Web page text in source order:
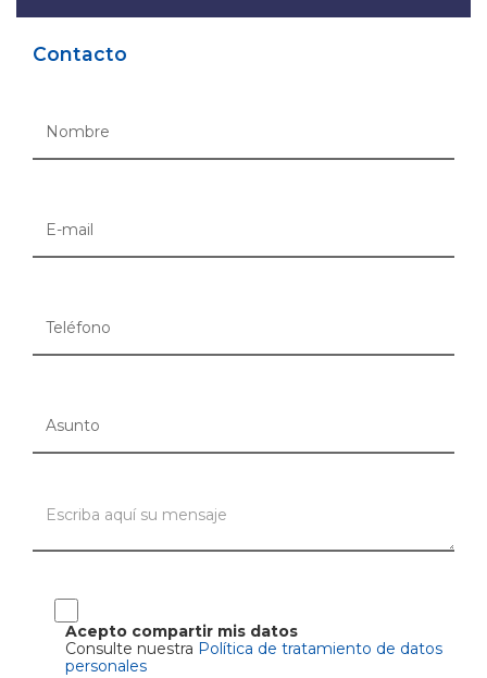
Contacto
Acepto compartir mis datos
Consulte nuestra Política de tratamiento de datos
personales